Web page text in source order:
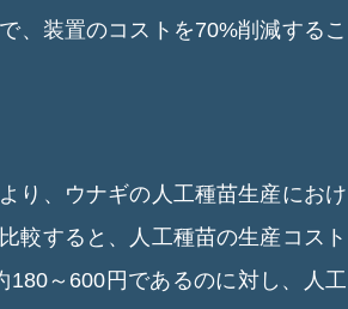
、装置のコストを70%削減するこ
り、ウナギの人工種苗生産におけ
較すると、人工種苗の生産コスト
～600円であるのに対し、人工